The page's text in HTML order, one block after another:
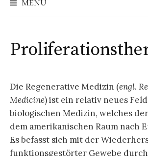
MENÜ
Die Regenerative Medizin (engl.
Medicine) ist ein relativ neues
biologischen Medizin, welches
dem amerikanischen Raum nach
Es befasst sich mit der
funktionsgestörter Gewebe